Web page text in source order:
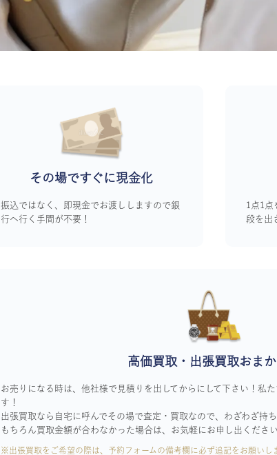
その場ですぐに現金化
振込ではなく、即現金でお渡ししますので銀
行へ行く手間が不要！
1点1点
段を出
高価買取・出張買取おまか
お売りになる時は、他社様で見積りを出してからにして下さい！私
す！
出張買取なら自宅に呼んでその場で査定・買取なので、わざわざ持
もちろん買取金額が合わなかった場合は、お気軽にお申し出ください
※出張買取をご希望の際は、予約フォームの備考欄に必ず追記をお願いし